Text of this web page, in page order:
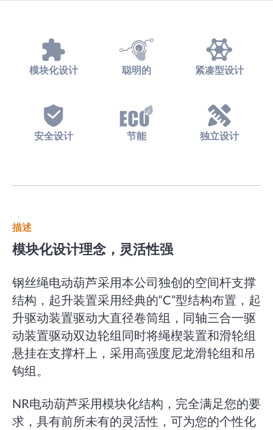
模块化设计 聪明的 紧凑型设计
安全设计 节能 独立设计
描述
模块化设计理念，灵活性强
钢丝绳电动葫芦采用本公司独创的空间杆支撑
结构，起升装置采用经典的“C”型结构布置，起
升驱动装置驱动大直径卷筒组，同轴三合一驱
动装置驱动双边轮组同时将绳楔装置和滑轮组
悬挂在支撑杆上，采用高强度尼龙滑轮组和吊
钩组。
NR电动葫芦采用模块化结构，完全满足您的要
求，具有前所未有的灵活性，可为您的个性化